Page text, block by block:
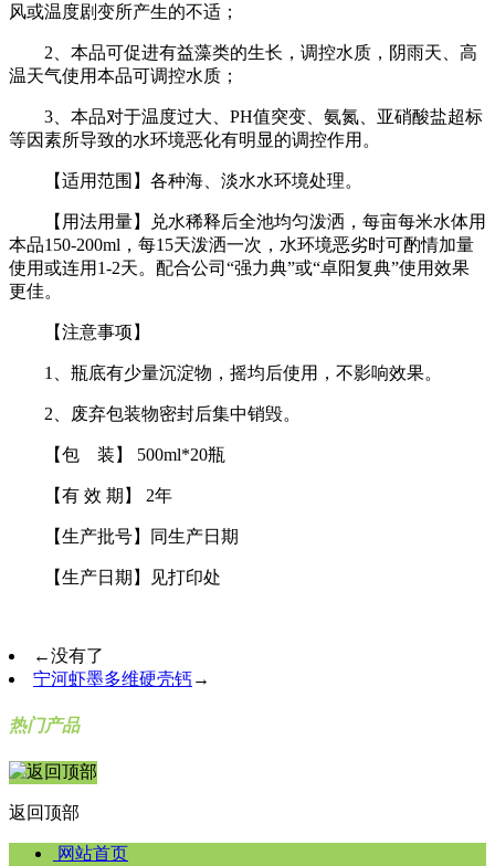
风或温度剧变所产生的不适；
2、本品可促进有益藻类的生长，调控水质，阴雨天、高
温天气使用本品可调控水质；
3、本品对于温度过大、PH值突变、氨氮、亚硝酸盐超标
等因素所导致的水环境恶化有明显的调控作用。
【适用范围】各种海、淡水水环境处理。
【用法用量】兑水稀释后全池均匀泼洒，每亩每米水体用
本品150-200ml，每15天泼洒一次，水环境恶劣时可酌情加量
使用或连用1-2天。配合公司“强力典”或“卓阳复典”使用效果
更佳。
【注意事项】
1、瓶底有少量沉淀物，摇均后使用，不影响效果。
2、废弃包装物密封后集中销毁。
【包 装】 500ml*20瓶
【有 效 期】 2年
【生产批号】同生产日期
【生产日期】见打印处
←没有了
宁河虾墨多维硬壳钙→
热门产品
返回顶部
网站首页